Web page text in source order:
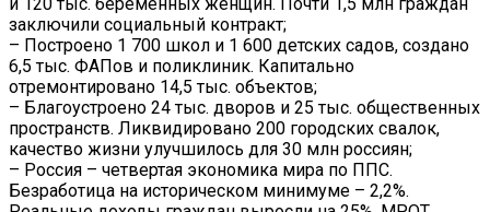
заключили социальный контракт;
– Построено 1 700 школ и 1 600 детских садов, создано
6,5 тыс. ФАПов и поликлиник. Капитально
отремонтировано 14,5 тыс. объектов;
– Благоустроено 24 тыс. дворов и 25 тыс. общественных
пространств. Ликвидировано 200 городских свалок,
качество жизни улучшилось для 30 млн россиян;
– Россия – четвертая экономика мира по ППС.
Безработица на историческом минимуме – 2,2%.